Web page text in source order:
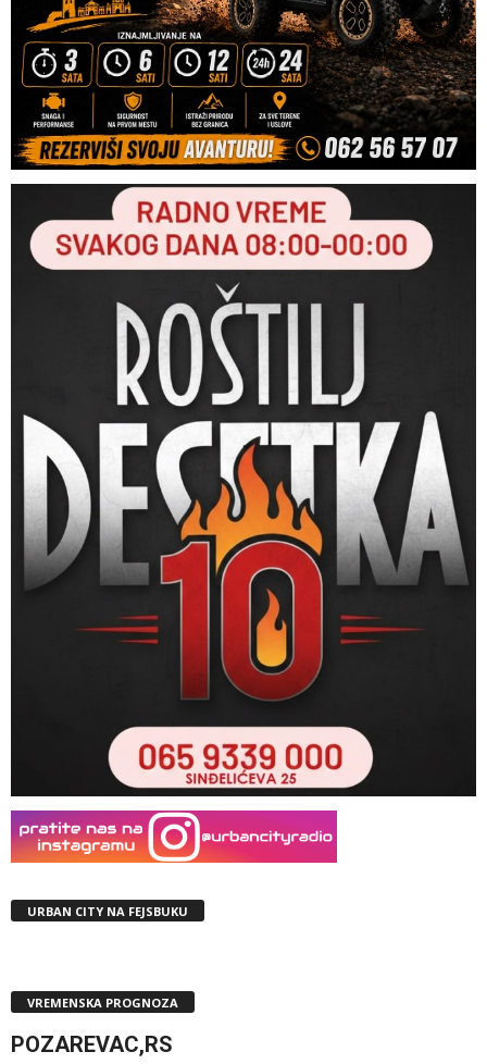
URBAN CITY NA FEJSBUKU
VREMENSKA PROGNOZA
POZAREVAC,RS